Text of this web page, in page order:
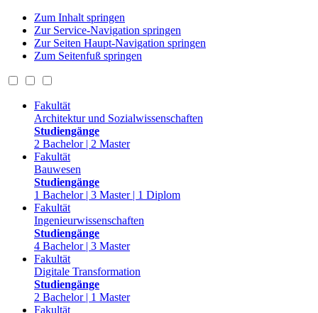
Zum Inhalt springen
Zur Service-Navigation springen
Zur Seiten Haupt-Navigation springen
Zum Seitenfuß springen
Fakultät
Architektur und Sozialwissenschaften
Studiengänge
2 Bachelor | 2 Master
Fakultät
Bauwesen
Studiengänge
1 Bachelor | 3 Master | 1 Diplom
Fakultät
Ingenieurwissenschaften
Studiengänge
4 Bachelor | 3 Master
Fakultät
Digitale Transformation
Studiengänge
2 Bachelor | 1 Master
Fakultät